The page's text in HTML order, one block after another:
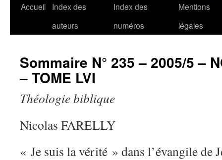
Accueil
Index des
auteurs
Index des
numéros
Mentions
légales
Sommaire N° 235 – 2005/5 –
– TOME LVI
Théologie biblique
Nicolas FARELLY
« Je suis la vérité » dans l’évangile de